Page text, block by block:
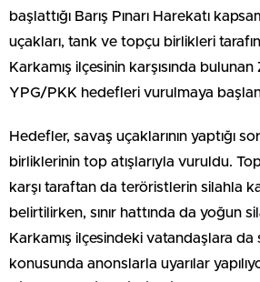
başlattığı Barış Pınarı Harekatı
uçakları, tank ve topçu birlikleri
Karkamış ilçesinin karşısında
YPG/PKK hedefleri vurulmaya
Hedefler, savaş uçaklarının yaptığı
birliklerinin top atışlarıyla vuruldu.
karşı taraftan da teröristlerin silahla
belirtilirken, sınır hattında da yoğun
Karkamış ilçesindeki vatandaşlara da
konusunda anonslarla uyarılar